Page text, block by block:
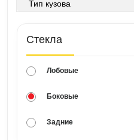
Стекла
Лобовые
Боковые
Задние